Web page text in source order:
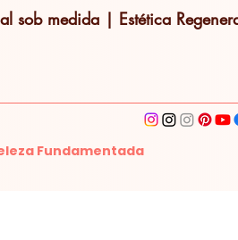
sob medida | Estética
Fundamentada